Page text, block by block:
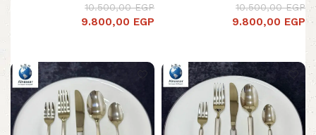
10.500,00EGP
9.800,00 EGP
10.500,00EGP
9.800,00 EGP